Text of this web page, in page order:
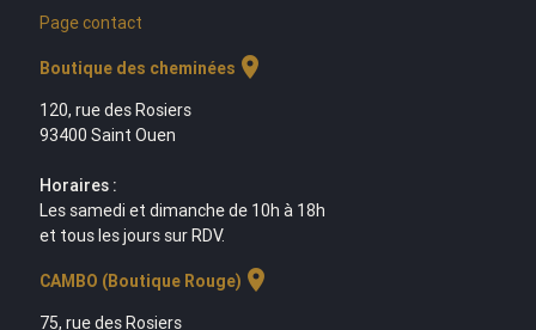
Page contact
Boutique des cheminées location_on
120, rue des Rosiers
93400 Saint Ouen
Horaires :
Les samedi et dimanche de 10h à 18h
et tous les jours sur RDV.
CAMBO (Boutique Rouge) location_on
75, rue des Rosiers